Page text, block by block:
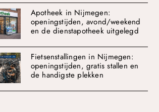
Apotheek in Nijmegen:
openingstijden, avond/weekend
en de dienstapotheek uitgelegd
Fietsenstallingen in Nijmegen:
openingstijden, gratis stallen en
de handigste plekken